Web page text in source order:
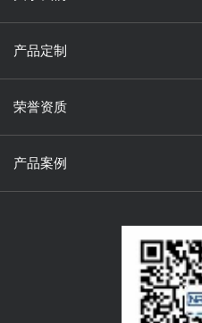
产品定制
荣誉资质
产品案例